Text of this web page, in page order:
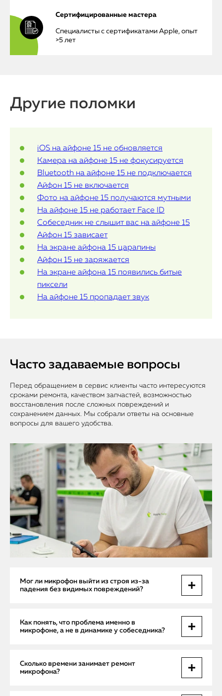
iPhone
MacBook
iPad
Mac Mini
О нас
Контакты
Статьи
Сертифицированные мастера
Специалисты с сертификатами Apple, опыт
>5 лет
Другие поломки
iOS на айфоне 15 не обновляется
Камера на айфоне 15 не фокусируется
Bluetooth на айфоне 15 не подключается
Айфон 15 не включается
Фото на айфоне 15 получаются мутными
На айфоне 15 не работает Face ID
Собеседник не слышит вас на айфоне 15
Айфон 15 зависает
На экране айфона 15 царапины
Айфон 15 не заряжается
На экране айфона 15 появились битые
пиксели
На айфоне 15 пропадает звук
Часто задаваемые вопросы
Перед обращением в сервис клиенты часто интересуются
сроками ремонта, качеством запчастей, возможностью
восстановления после сложных повреждений и
сохранением данных. Мы собрали ответы на основные
вопросы для вашего удобства.
Мог ли микрофон выйти из строя из-за
падения без видимых повреждений?
контакты или шлейф, особенно в области нижней части
Как понять, что проблема именно в
микрофоне, а не в динамике у собеседника?
Проверьте запись на диктофон или отправьте голосовое
сообщение. Если на записи нет звука — неисправен
Сколько времени занимает ремонт
микрофона?